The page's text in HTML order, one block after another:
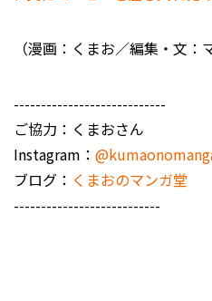
（漫画：くまお／編集・文：
----------------------------
ご協力：くまおさん
Instagram：
ブログ： くまおのマンガ堂
---------------------------